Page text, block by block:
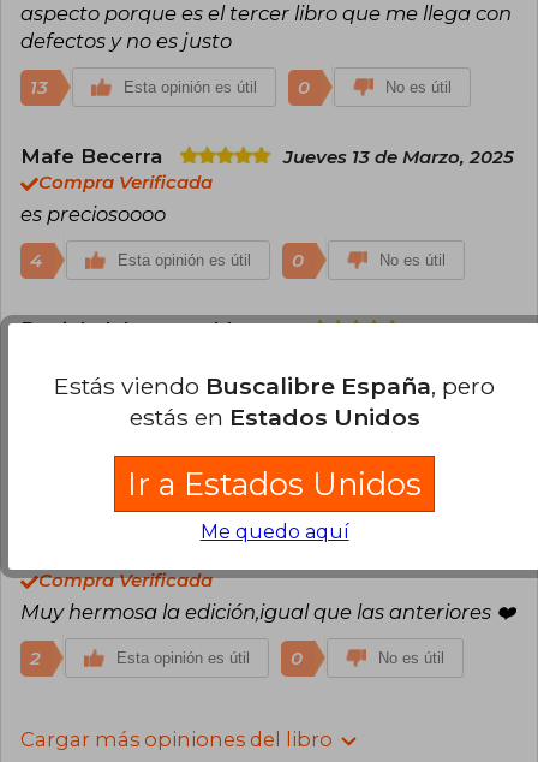
aspecto porque es el tercer libro que me llega con
defectos y no es justo
13 Esta opinión es útil 0 No es útil
Mafe Becerra
Jueves 13 de Marzo, 2025
Compra Verificada
es preciosoooo
4 Esta opinión es útil 0 No es útil
Danieladelcarmen Macaya
Compra Verificada
Espero con ansias esta edición se ve preciosa
Esta opinión es útil 1 No es útil
Compra Verificada
Muy hermosa la edición,igual que las anteriores ❤️
2 Esta opinión es útil 0 No es útil
Cargar más opiniones del libro
Estás viendo Buscalibre España, pero
estás en Estados Unidos
Ir a Estados Unidos
Me quedo aquí